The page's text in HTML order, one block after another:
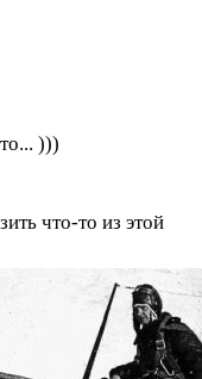
)))
что-то из этой